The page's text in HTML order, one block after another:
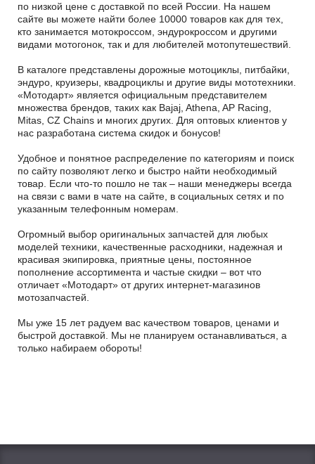
по низкой цене с доставкой по всей России. На нашем
сайте вы можете найти более 10000 товаров как для тех,
кто занимается мотокроссом, эндурокроссом и другими
видами мотогонок, так и для любителей мотопутешествий.
В каталоге представлены дорожные мотоциклы, питбайки,
эндуро, круизеры, квадроциклы и другие виды мототехники.
«Мотодарт» является официальным представителем
множества брендов, таких как Bajaj, Athena, AP Racing,
Mitas, CZ Chains и многих других. Для оптовых клиентов у
нас разработана система скидок и бонусов!
Удобное и понятное распределение по категориям и поиск
по сайту позволяют легко и быстро найти необходимый
товар. Если что-то пошло не так – наши менеджеры всегда
на связи с вами в чате на сайте, в социальных сетях и по
указанным телефонным номерам.
Огромный выбор оригинальных запчастей для любых
моделей техники, качественные расходники, надежная и
красивая экипировка, приятные цены, постоянное
пополнение ассортимента и частые скидки – вот что
отличает «Мотодарт» от других интернет-магазинов
мотозапчастей.
Мы уже 15 лет радуем вас качеством товаров, ценами и
быстрой доставкой. Мы не планируем останавливаться, а
только набираем обороты!